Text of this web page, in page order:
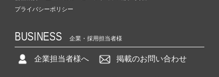
プライバシーポリシー
BUSINESS 企業・採用担当者様
企業担当者様へ 掲載のお問い合わせ